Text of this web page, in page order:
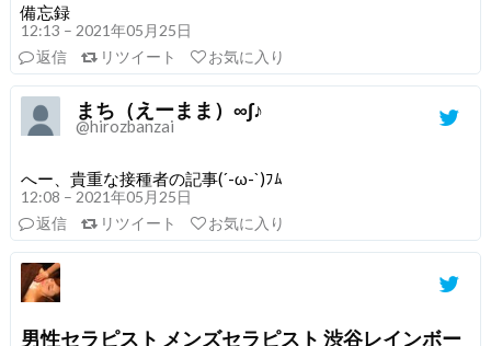
備忘録
12:13 – 2021年05月25日
返信
リツイート お気に入り
まち（えーまま）∞∫♪
@hirozbanzai
へー、貴重な接種者の記事(´-ω-`)ﾌﾑ
12:08 – 2021年05月25日
返信
リツイート お気に入り
男性セラピスト メンズセラピスト 渋谷レインボー